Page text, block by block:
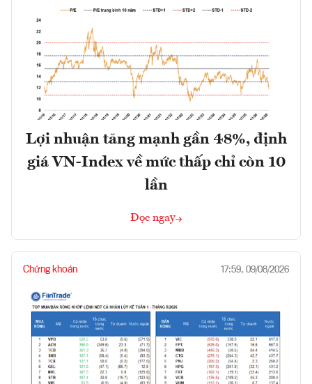
Lợi nhuận tăng mạnh gần 48%, định
giá VN-Index về mức thấp chỉ còn 10
lần
Đọc ngay
Chứng khoán 17:59, 09/08/2026